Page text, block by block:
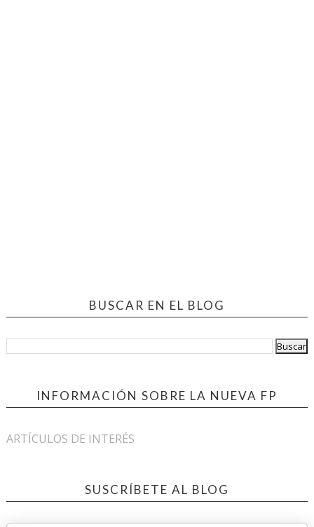
BUSCAR EN EL BLOG
INFORMACIÓN SOBRE LA NUEVA FP
ARTÍCULOS DE INTERÉS
SUSCRÍBETE AL BLOG